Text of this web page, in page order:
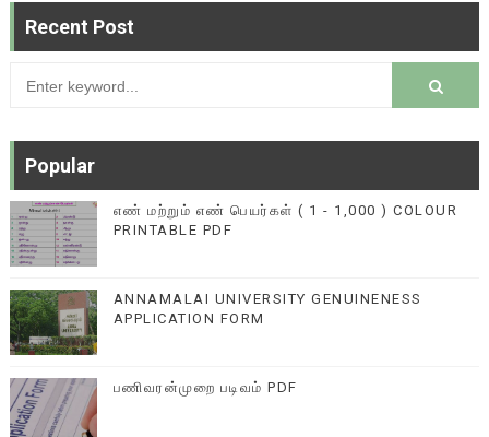
Recent Post
Popular
எண் மற்றும் எண் பெயர்கள் ( 1 - 1,000 ) COLOUR
PRINTABLE PDF
ANNAMALAI UNIVERSITY GENUINENESS
APPLICATION FORM
பணிவரன்முறை படிவம் PDF